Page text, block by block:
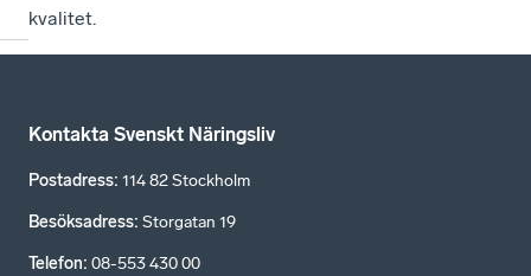
kvalitet.
Kontakta Svenskt Näringsliv
Postadress: 114 82 Stockholm
Besöksadress: Storgatan 19
Telefon: 08-553 430 00